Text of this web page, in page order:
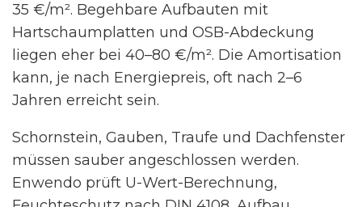
35 €/m². Begehbare Aufbauten mit
Hartschaumplatten und OSB-Abdeckung
liegen eher bei 40–80 €/m². Die Amortisation
kann, je nach Energiepreis, oft nach 2–6
Jahren erreicht sein.
Schornstein, Gauben, Traufe und Dachfenster
müssen sauber angeschlossen werden.
Enwendo prüft U-Wert-Berechnung,